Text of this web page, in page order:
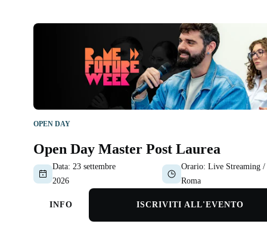
OPEN DAY
Open Day Master Post Laurea
Data: 23 settembre
2026
Orario: Live Streaming /
Roma
INFO ISCRIVITI ALL'EVENTO